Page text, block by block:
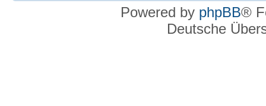
Powered by phpBB®
Deutsche